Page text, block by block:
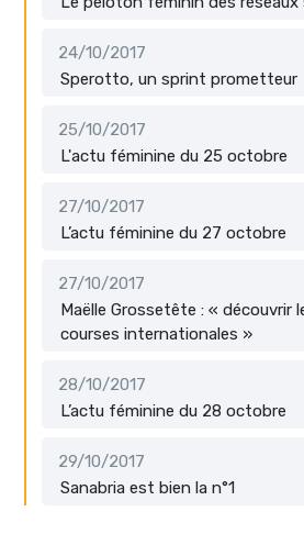
24/10/2017
Sperotto, un sprint prometteur
25/10/2017
L'actu féminine du 25 octobre
27/10/2017
L’actu féminine du 27 octobre
27/10/2017
Maëlle Grossetête : « découvrir
courses internationales »
28/10/2017
L’actu féminine du 28 octobre
29/10/2017
Sanabria est bien la n°1